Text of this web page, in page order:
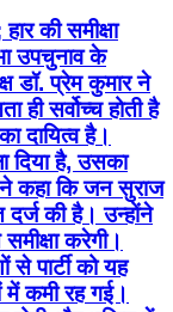
की समीक्षा
उपचुनाव के
डॉ. प्रेम कुमार ने
सर्वोच्च होती है
दायित्व है।
दिया है, उसका
ने कहा कि जन सुराज
की है। उन्होंने
करेगी।
से पार्टी को यह
में कमी रह गई।